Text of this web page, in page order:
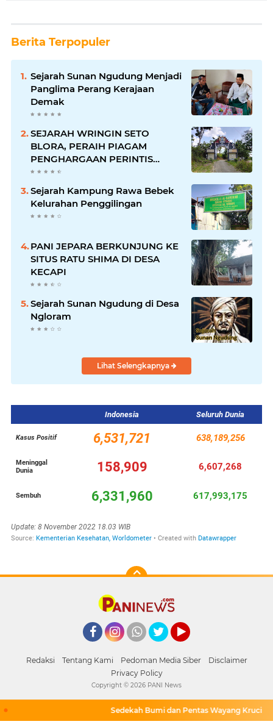
Berita Terpopuler
Sejarah Sunan Ngudung Menjadi
Panglima Perang Kerajaan
Demak
SEJARAH WRINGIN SETO
BLORA, PERAIH PIAGAM
PENGHARGAAN PERINTIS
LINGKUNGAN DARI GUBERNUR
Sejarah Kampung Rawa Bebek
Kelurahan Penggilingan
PANI JEPARA BERKUNJUNG KE
SITUS RATU SHIMA DI DESA
KECAPI
Sejarah Sunan Ngudung di Desa
Ngloram
Lihat Selengkapnya
Redaksi Tentang Kami Pedoman Media Siber
Disclaimer
Privacy Policy
Sedekah Bumi dan Pentas Wayang Krucil di
Copyright © 2026 PANI News